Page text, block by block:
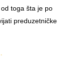
toga šta je po
preduzetničke